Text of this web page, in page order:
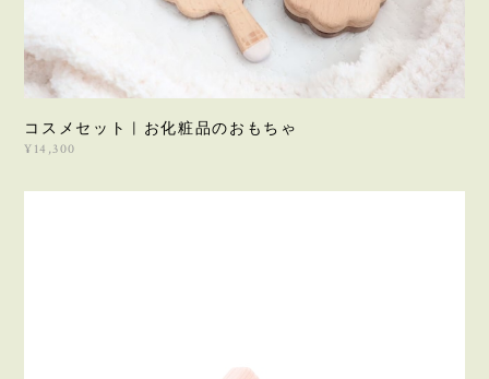
コスメセット | お化粧品のおもちゃ
¥14,300